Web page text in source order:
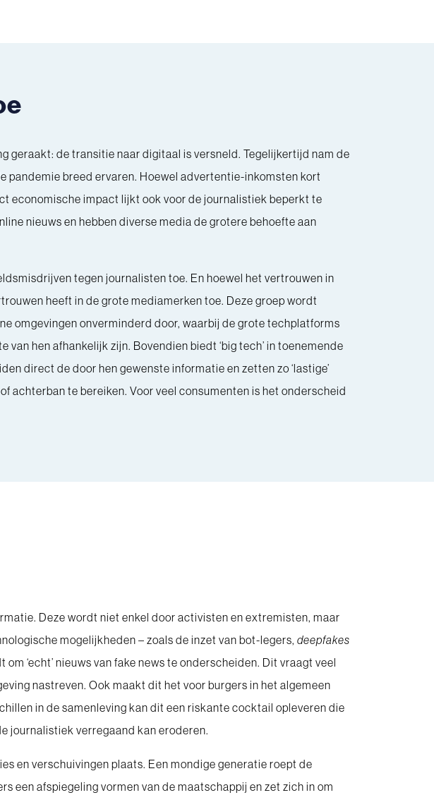
geraakt: de transitie naar digitaal is versneld. Tegelijkertijd nam de
pandemie breed ervaren. Hoewel advertentie-inkomsten kort
economische impact lijkt ook voor de journalistiek beperkt te
nieuws en hebben diverse media de grotere behoefte aan
tegen journalisten toe. En hoewel het vertrouwen in
heeft in de grote mediamerken toe. Deze groep wordt
omgevingen onverminderd door, waarbij de grote techplatforms
hen afhankelijk zijn. Bovendien biedt ‘big tech’ in toenemende
direct de door hen gewenste informatie en zetten zo ‘lastige’
achterban te bereiken. Voor veel consumenten is het onderscheid
Deze wordt niet enkel door activisten en extremisten, maar
mogelijkheden – zoals de inzet van bot-legers, deepfakes
‘echt’ nieuws van fake news te onderscheiden. Dit vraagt veel
nastreven. Ook maakt dit het voor burgers in het algemeen
in de samenleving kan dit een riskante cocktail opleveren die
journalistiek verregaand kan eroderen.
en verschuivingen plaats. Een mondige generatie roept de
afspiegeling vormen van de maatschappij en zet zich in om